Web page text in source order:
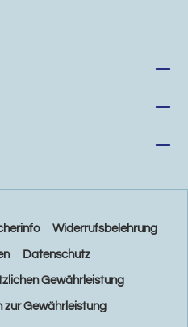
Widerrufsbelehrung
Datenschutz
Gewährleistung
zur Gewährleistung